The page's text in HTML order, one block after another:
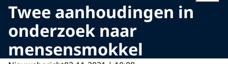
Twee aanhoudingen in
onderzoek naar
mensensmokkel